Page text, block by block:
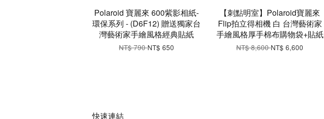
Polaroid 寶麗來 600紫影相紙-
環保系列 - (D6F12) 贈送獨家台
灣藝術家手繪風格經典貼紙
NT$ 790NT$ 650
【刺點明室】Polaroid寶麗來
Flip拍立得相機 白 台灣藝術家
手繪風格厚手棉布購物袋+貼紙
NT$ 8,600NT$ 6,600
快速連結